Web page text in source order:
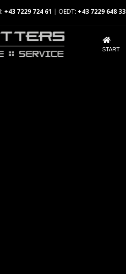
+43 7229 724 61 | OEDT: +43 7229 648 33
START